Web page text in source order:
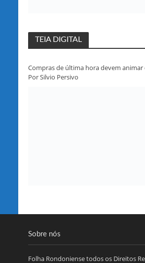
TEIA DIGITAL
Compras de última hora devem animar
Por Silvio Persivo
Sobre nós
Folha Rondoniense todos os Direitos